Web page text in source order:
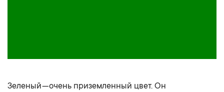
Зеленый — очень приземленный цвет. Он